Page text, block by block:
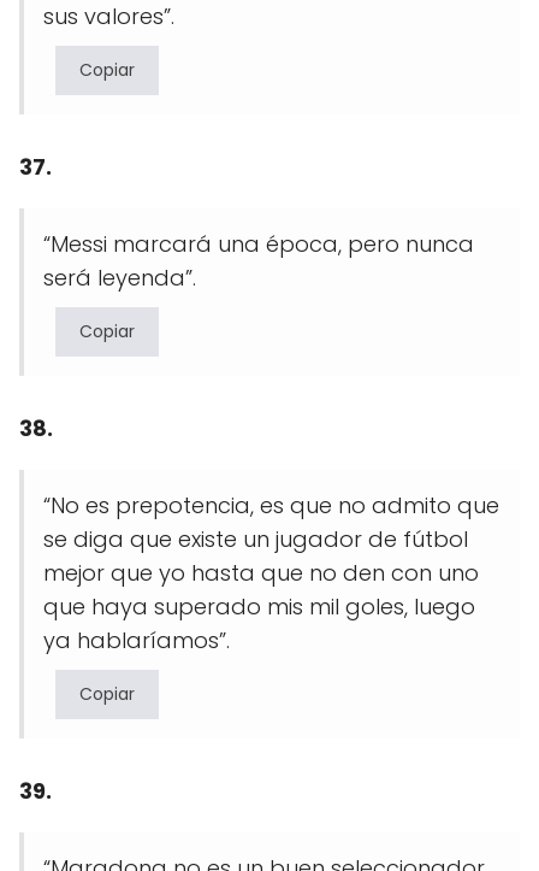
sus valores”.
Copiar
37.
“Messi marcará una época, pero nunca
será leyenda”.
Copiar
38.
“No es prepotencia, es que no admito que
se diga que existe un jugador de fútbol
mejor que yo hasta que no den con uno
que haya superado mis mil goles, luego
ya hablaríamos”.
Copiar
39.